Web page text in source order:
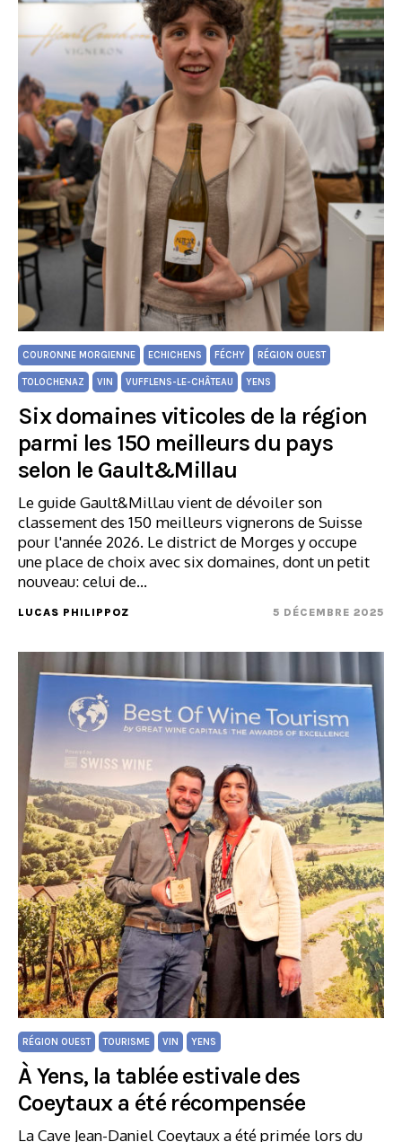
COURONNE MORGIENNE ECHICHENS FÉCHY RÉGION OUEST
TOLOCHENAZ VIN VUFFLENS-LE-CHÂTEAU YENS
Six domaines viticoles de la région
parmi les 150 meilleurs du pays
selon le Gault&Millau
Le guide Gault&Millau vient de dévoiler son
classement des 150 meilleurs vignerons de Suisse
pour l'année 2026. Le district de Morges y occupe
une place de choix avec six domaines, dont un petit
nouveau: celui de…
LUCAS PHILIPPOZ 5 DÉCEMBRE 2025
RÉGION OUEST TOURISME VIN YENS
À Yens, la tablée estivale des
Coeytaux a été récompensée
La Cave Jean-Daniel Coeytaux a été primée lors du